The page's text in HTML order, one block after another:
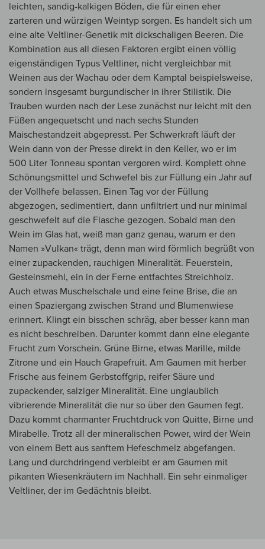
leichten, sandig-kalkigen Böden, die für einen eher
zarteren und würzigen Weintyp sorgen. Es handelt sich um
eine alte Veltliner-Genetik mit dickschaligen Beeren. Die
Kombination aus all diesen Faktoren ergibt einen völlig
eigenständigen Typus Veltliner, nicht vergleichbar mit
Weinen aus der Wachau oder dem Kamptal beispielsweise,
sondern insgesamt burgundischer in ihrer Stilistik. Die
Trauben wurden nach der Lese zunächst nur leicht mit den
Füßen angequetscht und nach sechs Stunden
Maischestandzeit abgepresst. Per Schwerkraft läuft der
Wein dann von der Presse direkt in den Keller, wo er im
500 Liter Tonneau spontan vergoren wird. Komplett ohne
Schönungsmittel und Schwefel bis zur Füllung ein Jahr auf
der Vollhefe belassen. Einen Tag vor der Füllung
abgezogen, sedimentiert, dann unfiltriert und nur minimal
geschwefelt auf die Flasche gezogen. Sobald man den
Wein im Glas hat, weiß man ganz genau, warum er den
Namen »Vulkan« trägt, denn man wird förmlich begrüßt von
einer zupackenden, rauchigen Mineralität. Feuerstein,
Gesteinsmehl, ein in der Ferne entfachtes Streichholz.
Auch etwas Muschelschale und eine feine Brise, die an
einen Spaziergang zwischen Strand und Blumenwiese
erinnert. Klingt ein bisschen schräg, aber besser kann man
es nicht beschreiben. Darunter kommt dann eine elegante
Frucht zum Vorschein. Grüne Birne, etwas Marille, milde
Zitrone und ein Hauch Grapefruit. Am Gaumen mit herber
Frische aus feinem Gerbstoffgrip, reifer Säure und
zupackender, salziger Mineralität. Eine unglaublich
vibrierende Mineralität die nur so über den Gaumen fegt.
Dazu kommt charmanter Fruchtdruck von Quitte, Birne und
Mirabelle. Trotz all der mineralischen Power, wird der Wein
von einem Bett aus sanftem Hefeschmelz abgefangen.
Lang und durchdringend verbleibt er am Gaumen mit
pikanten Wiesenkräutern im Nachhall. Ein sehr einmaliger
Veltliner, der im Gedächtnis bleibt.